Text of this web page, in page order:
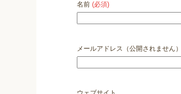
名前 (必須)
メールアドレス（公開されません）